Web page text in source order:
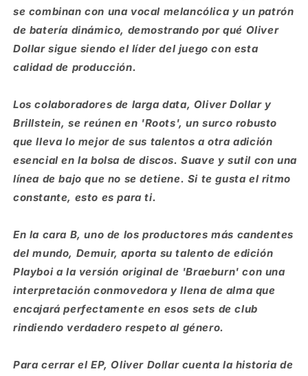
se combinan con una vocal melancólica y un patrón
de batería dinámico, demostrando por qué Oliver
Dollar sigue siendo el líder del juego con esta
calidad de producción.
Los colaboradores de larga data, Oliver Dollar y
Brillstein, se reúnen en 'Roots', un surco robusto
que lleva lo mejor de sus talentos a otra adición
esencial en la bolsa de discos. Suave y sutil con una
línea de bajo que no se detiene. Si te gusta el ritmo
constante, esto es para ti.
En la cara B, uno de los productores más candentes
del mundo, Demuir, aporta su talento de edición
Playboi a la versión original de 'Braeburn' con una
interpretación conmovedora y llena de alma que
encajará perfectamente en esos sets de club
rindiendo verdadero respeto al género.
Para cerrar el EP, Oliver Dollar cuenta la historia de